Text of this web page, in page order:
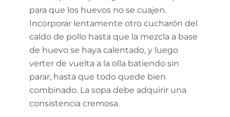
para que los huevos no se cuajen.
Incorporar lentamente otro cucharón del
caldo de pollo hasta que la mezcla a base
de huevo se haya calentado, y luego
verter de vuelta a la olla batiendo sin
parar, hasta que todo quede bien
combinado. La sopa debe adquirir una
consistencia cremosa.